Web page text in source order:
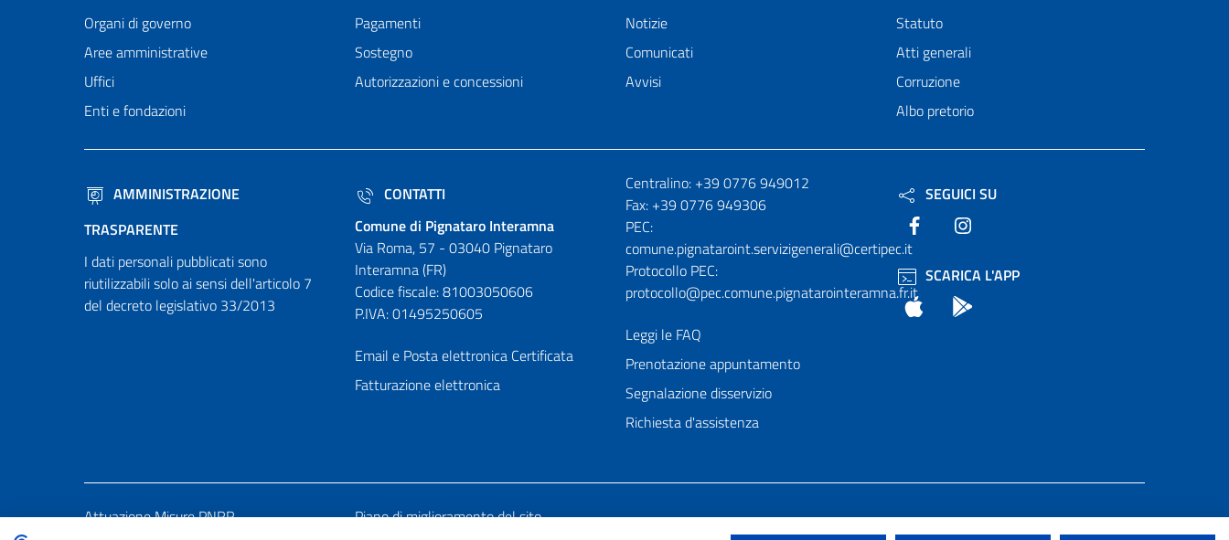
Organi di governo
Aree amministrative
Uffici
Enti e fondazioni
Pagamenti
Sostegno
Autorizzazioni e concessioni
Notizie
Comunicati
Avvisi
Statuto
Atti generali
Corruzione
Albo pretorio
AMMINISTRAZIONE
TRASPARENTE
I dati personali pubblicati sono
riutilizzabili solo ai sensi dell'articolo 7
del decreto legislativo 33/2013
CONTATTI
Comune di Pignataro Interamna
Via Roma, 57 - 03040 Pignataro
Interamna (FR)
Codice fiscale: 81003050606
P.IVA: 01495250605
Email e Posta elettronica Certificata
Fatturazione elettronica
Numeri utili
Centralino: +39 0776 949012
Fax: +39 0776 949306
PEC:
comune.pignataroint.servizigenerali@certipec.it
Protocollo PEC:
protocollo@pec.comune.pignatarointeramna.fr.it
Leggi le FAQ
Prenotazione appuntamento
Segnalazione disservizio
Richiesta d'assistenza
SEGUICI SU
Facebook
SCARICA L'APP
App Store
Attuazione Misure PNRR Piano di miglioramento del sito